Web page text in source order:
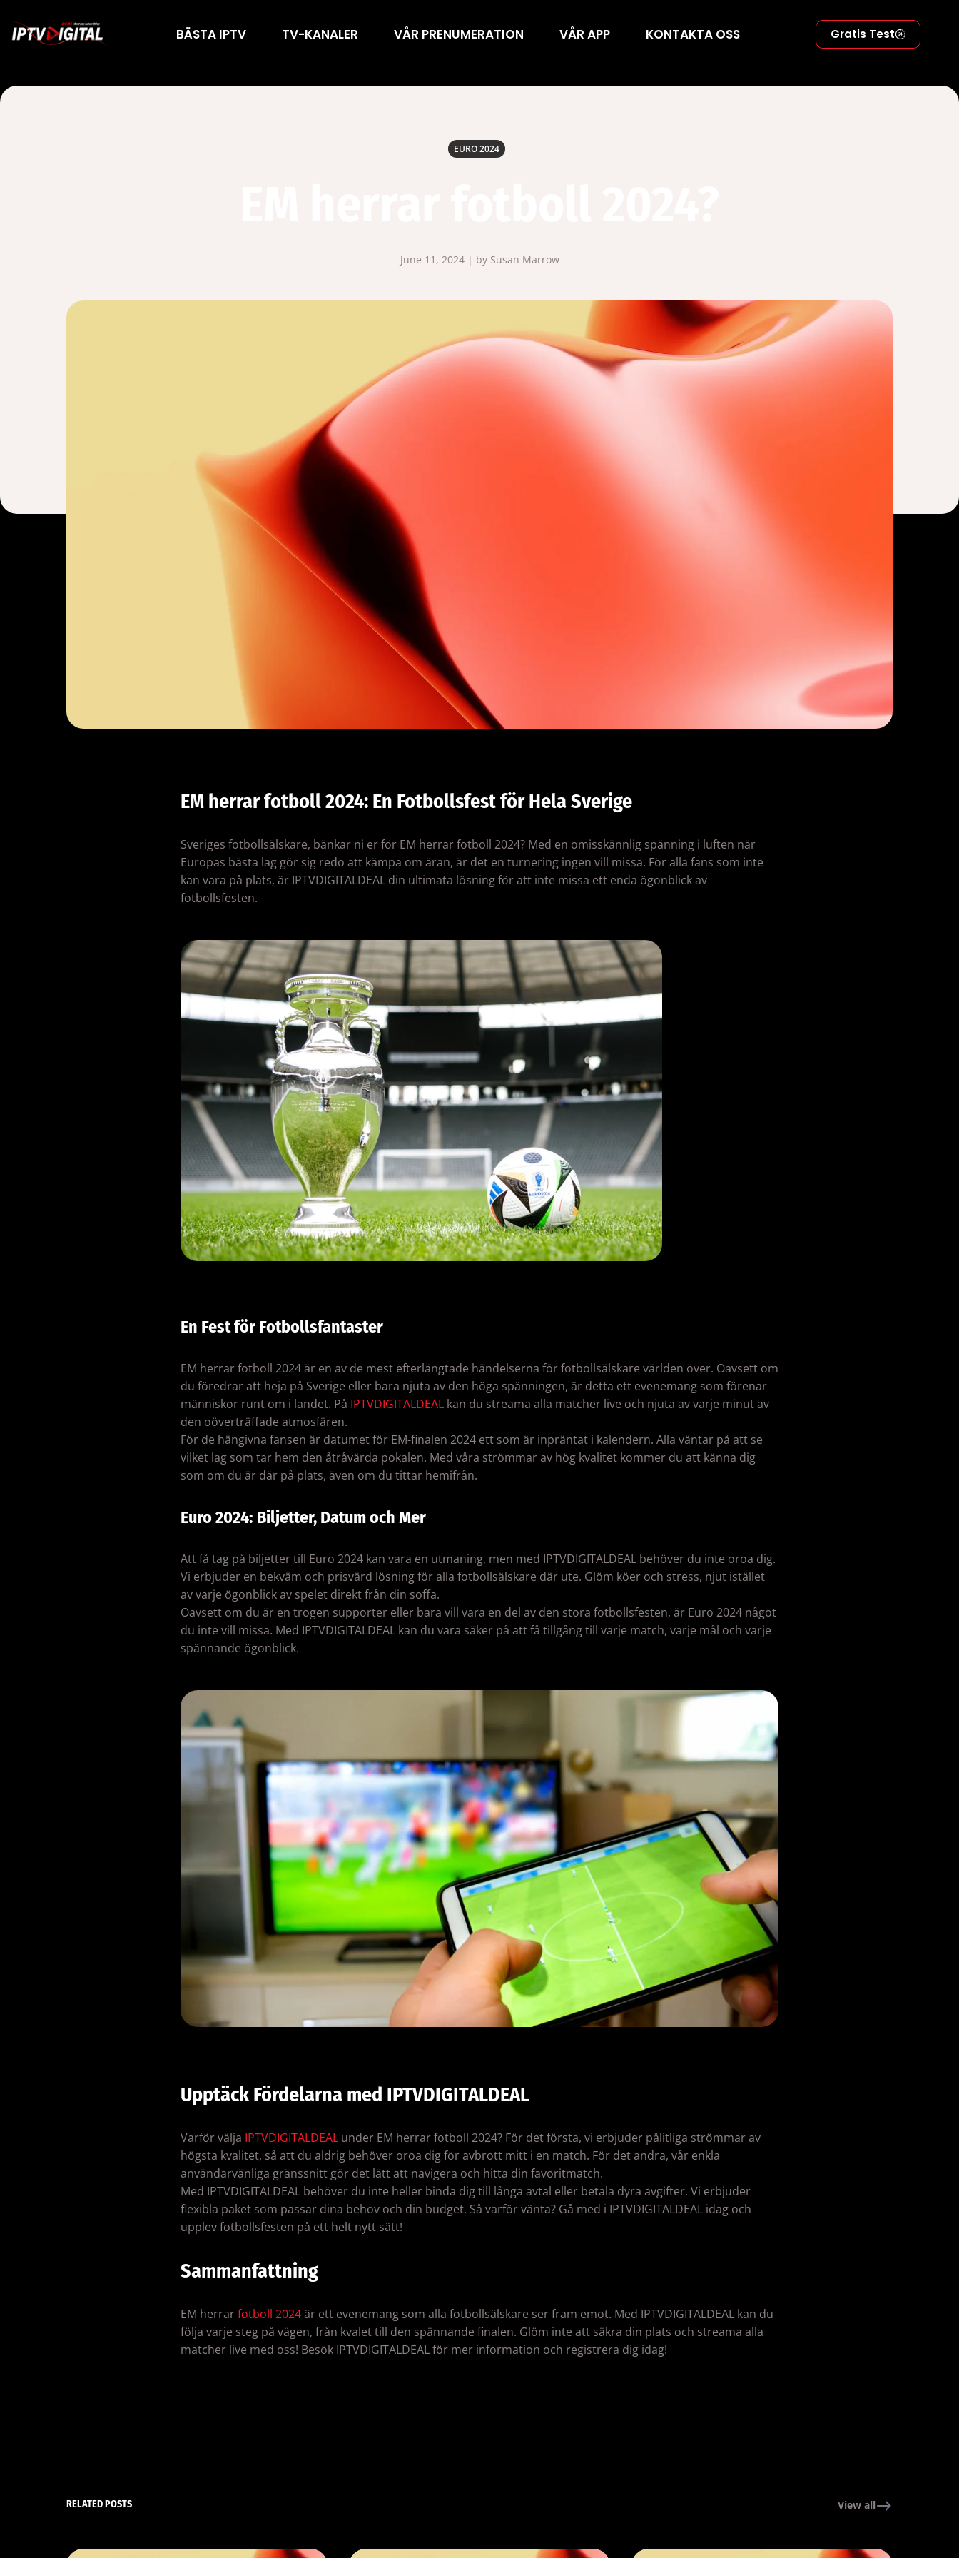
BÄSTA IPTV TV-KANALER VÅR PRENUMERATION VÅR APP KONTAKTA OSS Gratis Test
EURO 2024
June 11, 2024 | by Susan Marrow
EM herrar fotboll 2024: En Fotbollsfest för Hela Sverige
Sveriges fotbollsälskare, bänkar ni er för EM herrar fotboll 2024? Med en omisskännlig spänning i luften när
Europas bästa lag gör sig redo att kämpa om äran, är det en turnering ingen vill missa. För alla fans som inte
kan vara på plats, är IPTVDIGITALDEAL din ultimata lösning för att inte missa ett enda ögonblick av
fotbollsfesten.
En Fest för Fotbollsfantaster
EM herrar fotboll 2024 är en av de mest efterlängtade händelserna för fotbollsälskare världen över. Oavsett om
du föredrar att heja på Sverige eller bara njuta av den höga spänningen, är detta ett evenemang som förenar
människor runt om i landet. På IPTVDIGITALDEAL kan du streama alla matcher live och njuta av varje minut av
den oöverträffade atmosfären.
För de hängivna fansen är datumet för EM-finalen 2024 ett som är inpräntat i kalendern. Alla väntar på att se
vilket lag som tar hem den åtråvärda pokalen. Med våra strömmar av hög kvalitet kommer du att känna dig
som om du är där på plats, även om du tittar hemifrån.
Euro 2024: Biljetter, Datum och Mer
Att få tag på biljetter till Euro 2024 kan vara en utmaning, men med IPTVDIGITALDEAL behöver du inte oroa dig.
Vi erbjuder en bekväm och prisvärd lösning för alla fotbollsälskare där ute. Glöm köer och stress, njut istället
av varje ögonblick av spelet direkt från din soffa.
Oavsett om du är en trogen supporter eller bara vill vara en del av den stora fotbollsfesten, är Euro 2024 något
du inte vill missa. Med IPTVDIGITALDEAL kan du vara säker på att få tillgång till varje match, varje mål och varje
spännande ögonblick.
Upptäck Fördelarna med IPTVDIGITALDEAL
Varför välja IPTVDIGITALDEAL under EM herrar fotboll 2024? För det första, vi erbjuder pålitliga strömmar av
högsta kvalitet, så att du aldrig behöver oroa dig för avbrott mitt i en match. För det andra, vår enkla
användarvänliga gränssnitt gör det lätt att navigera och hitta din favoritmatch.
Med IPTVDIGITALDEAL behöver du inte heller binda dig till långa avtal eller betala dyra avgifter. Vi erbjuder
flexibla paket som passar dina behov och din budget. Så varför vänta? Gå med i IPTVDIGITALDEAL idag och
upplev fotbollsfesten på ett helt nytt sätt!
Sammanfattning
EM herrarfotboll 2024är ett evenemang som alla fotbollsälskare ser fram emot. Med IPTVDIGITALDEAL kan du
följa varje steg på vägen, från kvalet till den spännande finalen. Glöm inte att säkra din plats och streama alla
matcher live med oss! Besök IPTVDIGITALDEAL för mer information och registrera dig idag!
RELATED POSTS View all